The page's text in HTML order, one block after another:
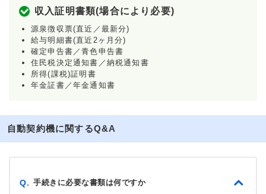
収入証明書類(場合により必要)
源泉徴収票(直近／最新分)
給与明細書(直近2ヶ月分)
確定申告書／青色申告書
住民税決定通知書／納税通知書
所得(課税)証明書
年金証書／年金通知書
自動契約機に関するQ&A
Q. 手続きに必要な書類は何ですか